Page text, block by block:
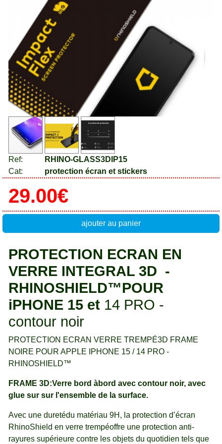
Ref:
RHINO-GLASS3DIP15
Cat:
protection écran et stickers
29.00€
ajouter au panier
PROTECTION ECRAN EN
VERRE INTEGRAL 3D -
RHINOSHIELD™POUR
iPHONE 15 et 14 PRO -
contour noir
PROTECTION ECRAN VERRE TREMPÉ3D FRAME
NOIRE POUR APPLE IPHONE 15 / 14 PRO -
RHINOSHIELD™
FRAME 3D:Verre bord àbord avec contour noir, avec
glue sur sur l'ensemble de la surface.
Avec une duretédu matériau 9H, la protection d’écran
RhinoShield en verre trempéoffre une protection anti-
rayures supérieure contre les objets du quotidien tels que